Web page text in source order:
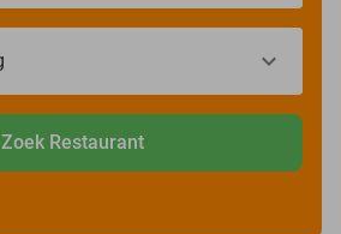
Zoek Restaurant